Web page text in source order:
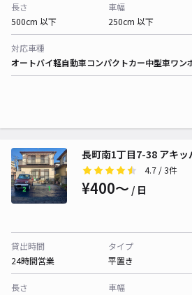
長さ
500cm 以下
車幅
250cm 以下
対応車種
オートバイ軽自動車コンパクトカー中型車ワン
長町南1丁目7-38 アキッ
4.7 / 3件
¥400〜 / 日
貸出時間
24時間営業
タイプ
平置き
長さ
車幅